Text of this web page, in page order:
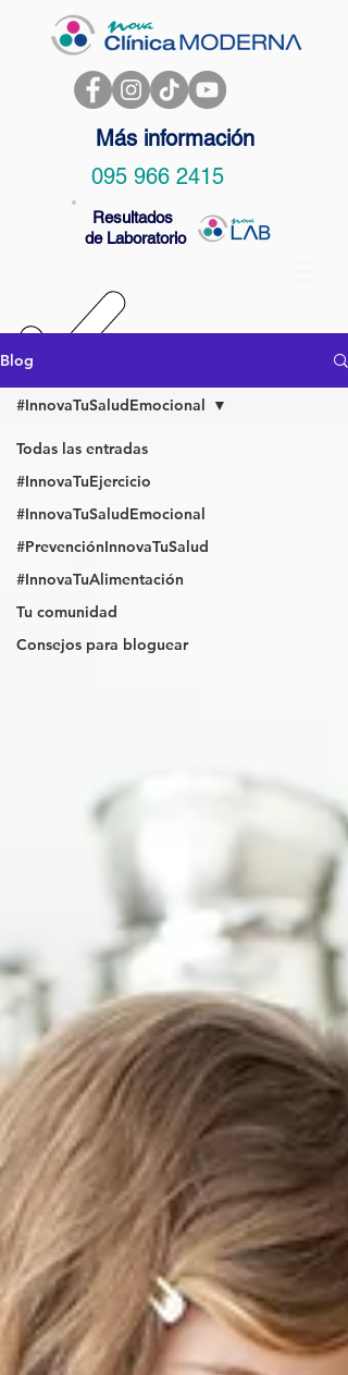
Más información
095 966 2415
Resultados
de Laboratorio
Blog
Todas las entradas
#InnovaTuEjercicio
#InnovaTuSaludEmocional
#PrevenciónInnovaTuSalud
#InnovaTuAlimentación
Tu comunidad
Consejos para bloguear
#InnovaTuSaludEmocional